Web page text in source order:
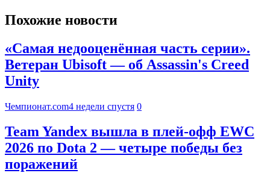
Похожие новости
«Самая недооценённая часть серии».
Ветеран Ubisoft — об Assassin's Creed
Unity
Чемпионат.com4 недели спустя 0
Team Yandex вышла в плей-офф EWC
2026 по Dota 2 — четыре победы без
поражений